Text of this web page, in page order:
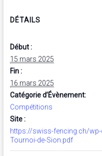
DÉTAILS
Début :
15 mars 2025
Fin :
16 mars 2025
Catégorie d’Évènement:
Compétitions
Site :
https://swiss-fencing.ch/
Tournoi-de-Sion.pdf